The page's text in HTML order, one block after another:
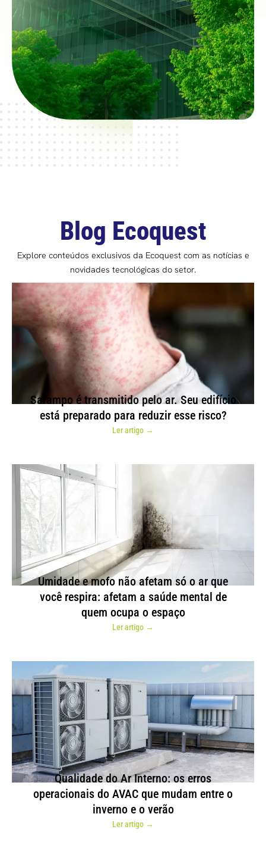
Blog Ecoquest
Explore conteúdos exclusivos da Ecoquest com as notícias e
novidades tecnológicas do setor.
Sarampo é transmitido pelo ar. Seu edifício
está preparado para reduzir esse risco?
Ler artigo →
Umidade e mofo não afetam só o ar que
você respira: afetam a saúde mental de
quem ocupa o espaço
Ler artigo →
Qualidade do Ar Interno: os erros
operacionais do AVAC que mudam entre o
inverno e o verão
Ler artigo →